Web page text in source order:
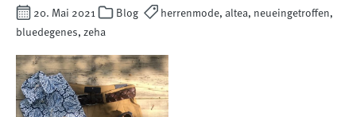
20. Mai 2021 Blog
herrenmode, altea, neueingetroffen,
bluedegenes, zeha